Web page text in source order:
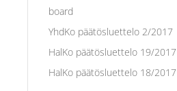
board
YhdKo päätösluettelo 2/2017
HalKo päätösluettelo 19/2017
HalKo päätösluettelo 18/2017